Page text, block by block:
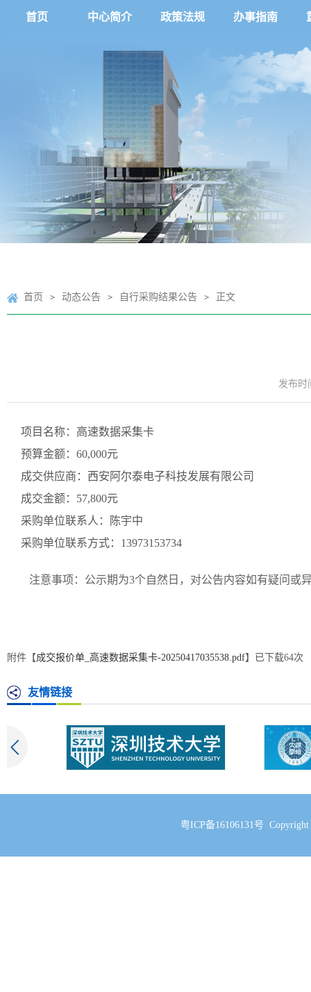
首页 中心简介 政策法规 办事指南
首页 > 动态公告 > 自行采购结果公告 > 正文
发布时
项目名称： 高速数据采集卡
预算金额：60,000元
成交供应商： 西安阿尔泰电子科技发展有限公司
成交金额：57,800元
采购单位联系人：
陈宇中
采购单位联系方式： 13973153734
注意事项：公示期为3个自然日，对公告内容如有疑问或
附件【成交报价单_高速数据采集卡-20250417035538.pdf】已下载64次
友情链接
粤ICP备16106131号